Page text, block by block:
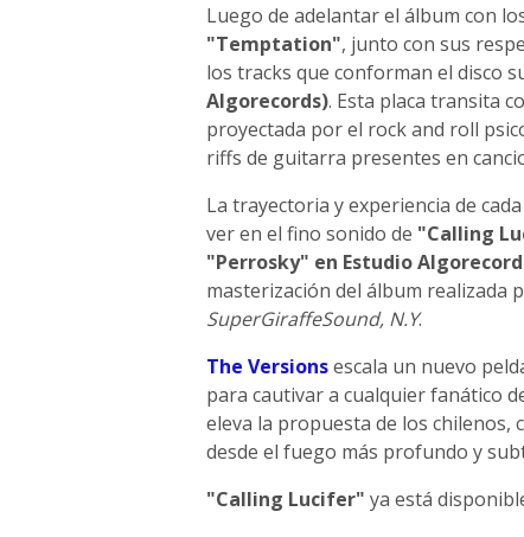
Luego de adelantar el álbum con
"Temptation", junto con sus
los tracks que conforman el disco
Algorecords). Esta placa transita
proyectada por el rock and roll
riffs de guitarra presentes en
La trayectoria y experiencia de
ver en el fino sonido de "Calling
"Perrosky" en Estudio
masterización del álbum realizada
SuperGiraffeSound, N.Y.
The Versionsescala un nuevo
para cautivar a cualquier fanático
eleva la propuesta de los chilenos,
desde el fuego más profundo y
"Calling Lucifer" ya está